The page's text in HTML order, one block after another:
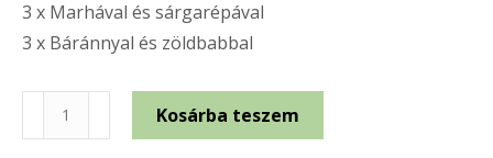
3 x Marhával és sárgarépával
3 x Báránnyal és zöldbabbal
Friskies
teljes
Kosárba teszem